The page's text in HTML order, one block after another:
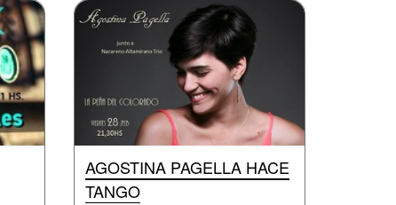
AGOSTINA PAGELLA HACE
TANGO